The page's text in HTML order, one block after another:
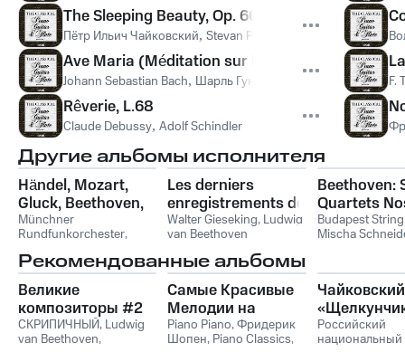
The Sleeping Beauty, Op. 66: I. Waltz
Пётр Ильич Чайковский, Stevan Pasero
Ave Maria (Méditation sur le Premier Prélude de
Johann Sebastian Bach, Шарль Гуно Nina Postolovskaya,
Rêverie, L.68
Claude Debussy, Adolf Schindler
F.
Другие альбомы исполнителя
Händel, Mozart,
Gluck, Beethoven,
Wagner: Opern-
Recital
Münchner
Rundfunkorchester,
Schneider,Вольфганг
Амадей Моцарт,Ludwig
van Beethoven
Фридрих Гендель
Les derniers
enregistrements de
Gieseking
Walter Gieseking, Ludwig
van Beethoven
Beethoven:
Quartets
16
Budapest
Mischa
String Quartet,
Roisman, Jac
Boris Kroyt,
Schneider,
Beethoven
Рекомендованные альбомы
Великие
композиторы #2
СКРИПИЧНЫЙ, Ludwig
van Beethoven,
Самые Красивые
Мелодии на
Пианино
Piano Piano,Фридерик
Шопен, Piano Classics,
Чайковский
Российский
национальный